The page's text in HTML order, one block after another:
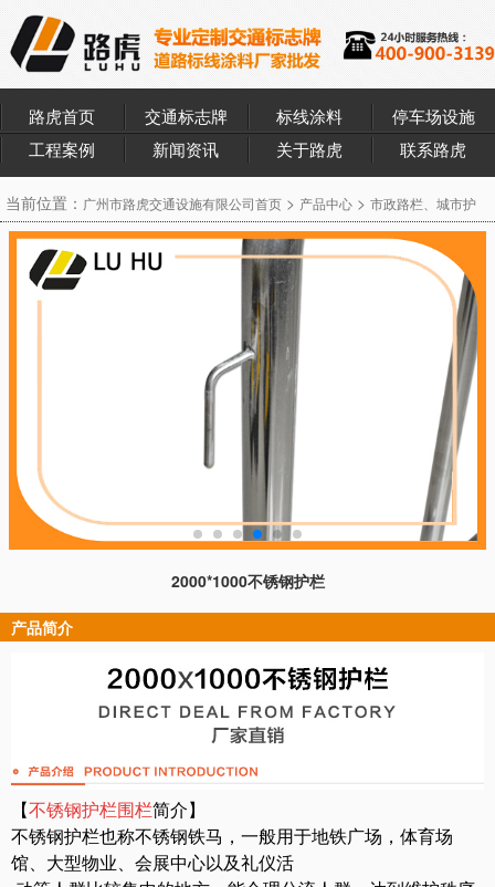
路虎首页 交通标志牌 标线涂料
停车场设施
工程案例
新闻资讯 关于路虎 联系路虎
当前位置： 广州市路虎交通设施有限公司首页 > 产品中心 > 市政路栏、城市护
栏、施工护栏系列>铁马施工护栏> 2000*1000不锈钢护栏
2000*1000不锈钢护栏
产品简介
【不锈钢护栏围栏简介】
不锈钢护栏也称不锈钢铁马，一般用于地铁广场，体育场
馆、大型物业、会展中心以及礼仪活